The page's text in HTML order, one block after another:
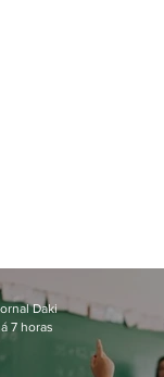
Daki
7 horas